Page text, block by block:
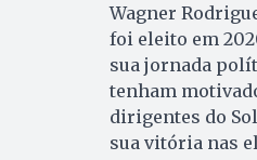
Wagner
foi eleito em
sua jornada
tenham
dirigentes do
sua vitória nas